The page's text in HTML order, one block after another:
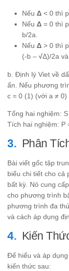
Nếu Δ < 0 thì
Nếu Δ = 0 thì
b/2a.
Nếu Δ > 0 thì
(-b – √Δ)/2a và
b. Định lý Viet về
ẩn. Nếu phương
c = 0 (1) (với a ≠ 0)
Tổng hai nghiệm:
Tích hai nghiệm: P
Phân
Bài viết gốc tập
biểu chi tiết cho
bất kỳ. Nó cung
cho phương trình
phương trình đa
và cách áp dụng
Kiến
Để hiểu và áp dụng
kiến thức sau: